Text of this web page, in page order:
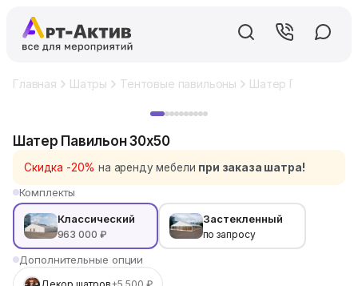
Главная Шатры Тентовые павильоны Шатер Павильон
Шатер Павильон 30x50
Скидка -20% на аренду мебели при заказа шатра!
Комплекты
Классический
963 000 ₽
Застекленный
по запросу
Дополнительные опции